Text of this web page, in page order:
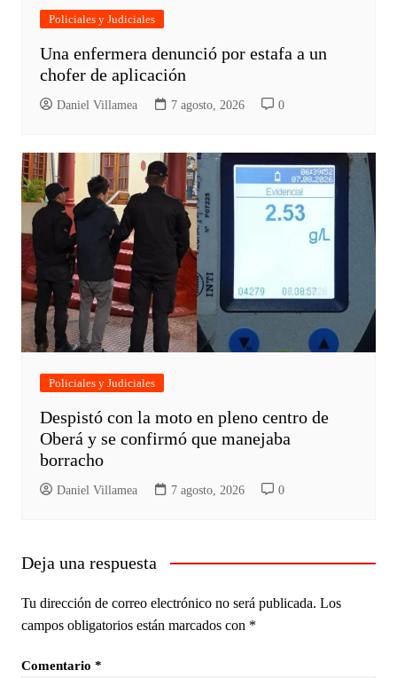
Policiales y Judiciales
Una enfermera denunció por estafa a un
chofer de aplicación
Daniel Villamea 7 agosto, 2026 0
Policiales y Judiciales
Despistó con la moto en pleno centro de
Oberá y se confirmó que manejaba
borracho
Daniel Villamea 7 agosto, 2026 0
Deja una respuesta
Tu dirección de correo electrónico no será publicada. Los
campos obligatorios están marcados con *
Comentario *